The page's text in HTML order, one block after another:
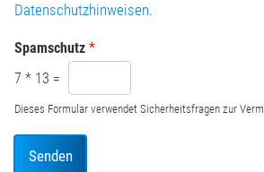
Datenschutzhinweisen.
Spamschutz *
7 * 13 =
Dieses Formular verwendet Sicherheitsfragen zur
Senden